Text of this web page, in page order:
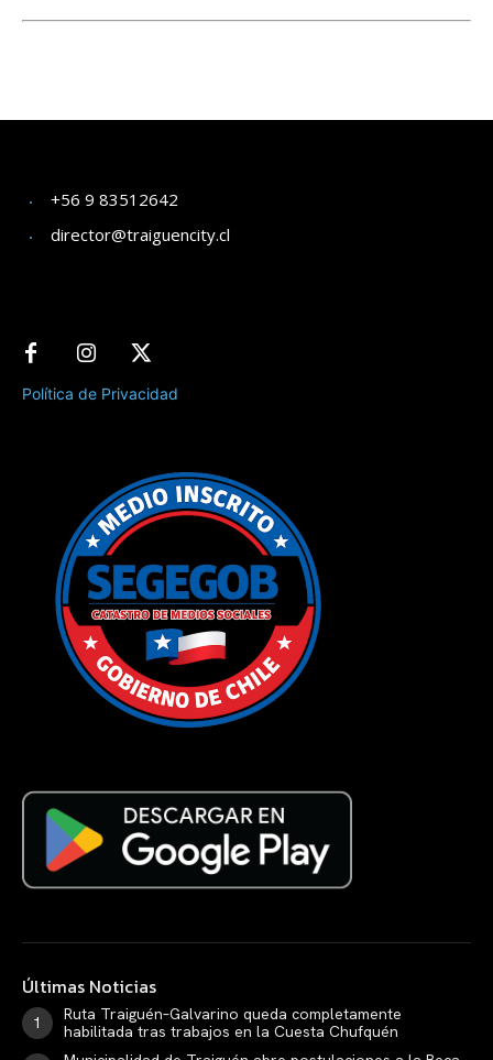
+56 9 83512642
director@traiguencity.cl
Política de Privacidad
Últimas Noticias
Ruta Traiguén–Galvarino queda completamente
habilitada tras trabajos en la Cuesta Chufquén